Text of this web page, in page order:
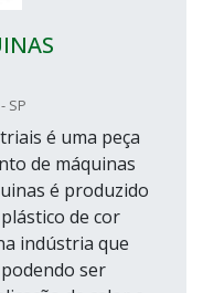
SP
é uma peça
de máquinas
é produzido
de cor
indústria que
ser